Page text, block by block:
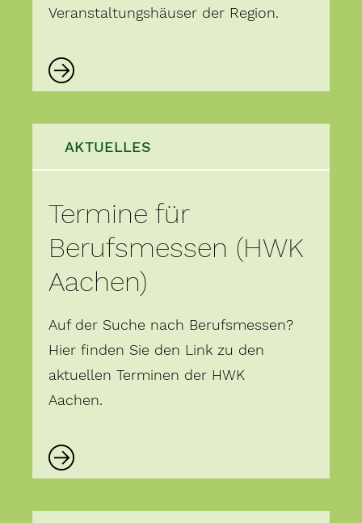
Veranstaltungshäuser der Region.
AKTUELLES
Termine für
Berufsmessen (HWK
Aachen)
Auf der Suche nach Berufsmessen?
Hier finden Sie den Link zu den
aktuellen Terminen der HWK
Aachen.